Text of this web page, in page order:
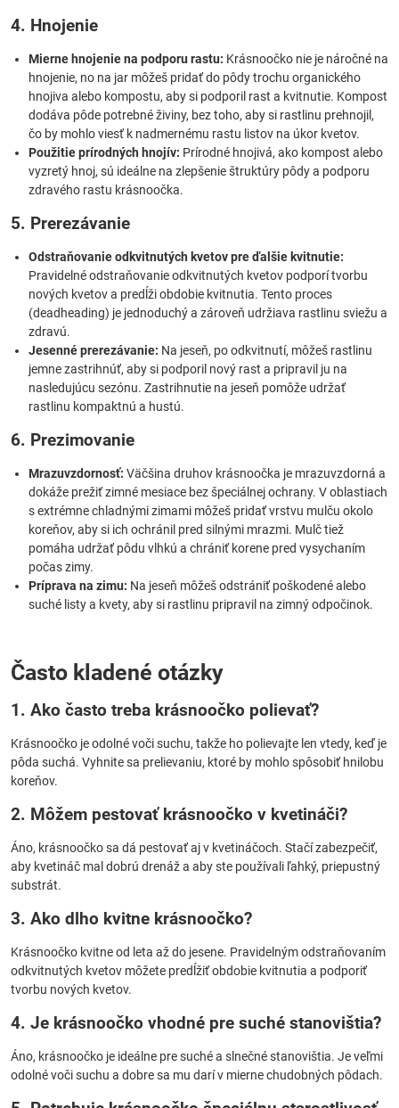
4. Hnojenie
Mierne hnojenie na podporu rastu: Krásnoočko nie je náročné na
hnojenie, no na jar môžeš pridať do pôdy trochu organického
hnojiva alebo kompostu, aby si podporil rast a kvitnutie. Kompost
dodáva pôde potrebné živiny, bez toho, aby si rastlinu prehnojil,
čo by mohlo viesť k nadmernému rastu listov na úkor kvetov.
Použitie prírodných hnojív: Prírodné hnojivá, ako kompost alebo
vyzretý hnoj, sú ideálne na zlepšenie štruktúry pôdy a podporu
zdravého rastu krásnoočka.
5. Prerezávanie
Odstraňovanie odkvitnutých kvetov pre ďalšie kvitnutie:
Pravidelné odstraňovanie odkvitnutých kvetov podporí tvorbu
nových kvetov a predĺži obdobie kvitnutia. Tento proces
(deadheading) je jednoduchý a zároveň udržiava rastlinu sviežu a
zdravú.
Jesenné prerezávanie: Na jeseň, po odkvitnutí, môžeš rastlinu
jemne zastrihnúť, aby si podporil nový rast a pripravil ju na
nasledujúcu sezónu. Zastrihnutie na jeseň pomôže udržať
rastlinu kompaktnú a hustú.
6. Prezimovanie
Mrazuvzdornosť: Väčšina druhov krásnoočka je mrazuvzdorná a
dokáže prežiť zimné mesiace bez špeciálnej ochrany. V oblastiach
s extrémne chladnými zimami môžeš pridať vrstvu mulču okolo
koreňov, aby si ich ochránil pred silnými mrazmi. Mulč tiež
pomáha udržať pôdu vlhkú a chrániť korene pred vysychaním
počas zimy.
Príprava na zimu: Na jeseň môžeš odstrániť poškodené alebo
suché listy a kvety, aby si rastlinu pripravil na zimný odpočinok.
Často kladené otázky
1. Ako často treba krásnoočko polievať?
Krásnoočko je odolné voči suchu, takže ho polievajte len vtedy, keď je
pôda suchá. Vyhnite sa prelievaniu, ktoré by mohlo spôsobiť hnilobu
koreňov.
2. Môžem pestovať krásnoočko v kvetináči?
Áno, krásnoočko sa dá pestovať aj v kvetináčoch. Stačí zabezpečiť,
aby kvetináč mal dobrú drenáž a aby ste používali ľahký, priepustný
substrát.
3. Ako dlho kvitne krásnoočko?
Krásnoočko kvitne od leta až do jesene. Pravidelným odstraňovaním
odkvitnutých kvetov môžete predĺžiť obdobie kvitnutia a podporiť
tvorbu nových kvetov.
4. Je krásnoočko vhodné pre suché stanovištia?
Áno, krásnoočko je ideálne pre suché a slnečné stanovištia. Je veľmi
odolné voči suchu a dobre sa mu darí v mierne chudobných pôdach.